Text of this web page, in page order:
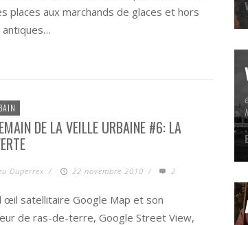
places aux marchands de glaces et hors
antiques…
DE LA VEILLE URBAINE #6: LA
Duperrex / 22 novembre 2010 / 2
œil satellitaire Google Map et son
de ras-de-terre, Google Street View,